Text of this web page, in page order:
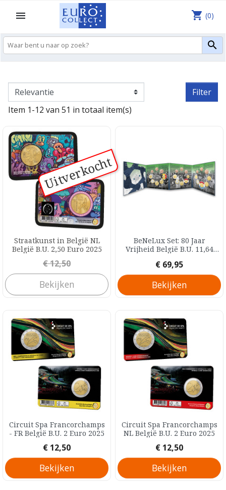


shopping_cart (0)
Filter
Item 1-12 van 51 in totaal item(s)
Uitverkocht
Straatkunst in België NL
België B.U. 2,50 Euro 2025
Prijs
€ 12,50
Bekijken
BeNeLux Set: 80 Jaar
Vrijheid België B.U. 11,64
Prijs
€ 69,95
Bekijken
Circuit Spa Francorchamps
- FR België B.U. 2 Euro 2025
Prijs
€ 12,50
Bekijken
Circuit Spa Francorchamps
NL België B.U. 2 Euro 2025
Prijs
€ 12,50
Bekijken